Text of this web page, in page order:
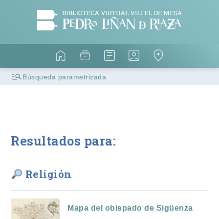
Búsqueda parametrizada
Resultados para:
Religión
Mapa del obispado de Sigüenza